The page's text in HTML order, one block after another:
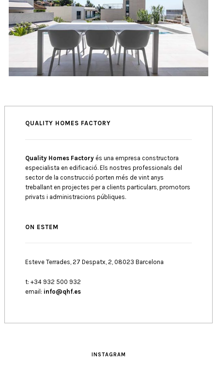
QUALITY HOMES FACTORY
Quality Homes Factoryés una empresa constructora
especialista en edificació. Els nostres professionals del
sector de la construcció porten més de vint anys
treballant en projectes per a clients particulars, promotors
privats i administracions públiques.
ON ESTEM
Esteve Terrades, 27 Despatx, 2, 08023 Barcelona
t: +34 932 500 932
email: info@qhf.es
INSTAGRAM